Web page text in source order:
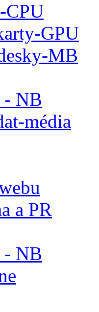
CPU
GPU
MB
- NB
média
a PR
- NB